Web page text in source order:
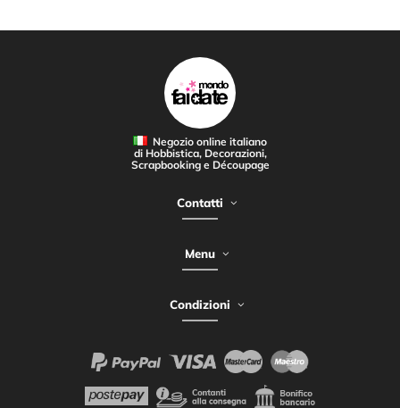
Negozio online italiano
di Hobbistica, Decorazioni,
Scrapbooking e Découpage
Contatti
Menu
Condizioni